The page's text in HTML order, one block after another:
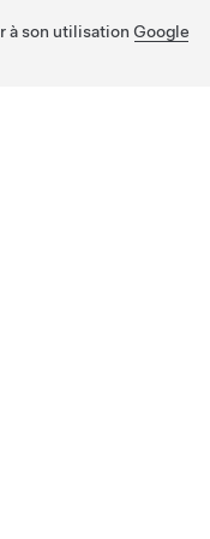
à son utilisation Google